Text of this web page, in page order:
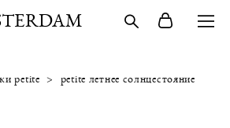
petite >
petite летнее солнцестояние